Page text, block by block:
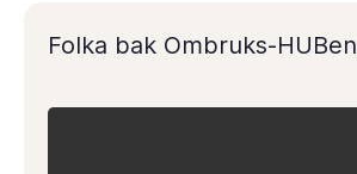
Folka bak Ombruks-HUBen